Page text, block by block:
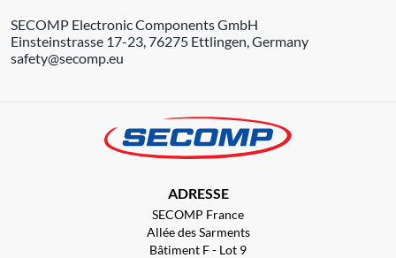
SECOMP Electronic Components GmbH
Einsteinstrasse 17-23, 76275 Ettlingen, Germany
safety@secomp.eu
ADRESSE
SECOMP France
Allée des Sarments
Bâtiment F - Lot 9